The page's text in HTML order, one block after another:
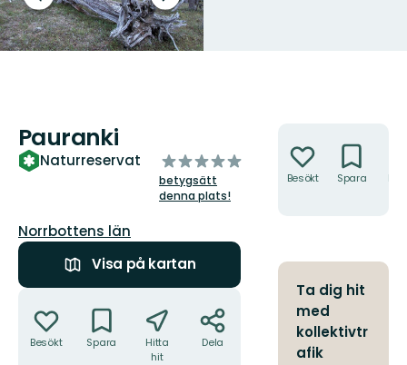
helskärmsläge
bild
bildspel
Pauranki
Naturreservat
av
5
stjärnor
betygsätt
denna plats!
Län:
Norrbottens län
Visa på kartan
Besökt Spara
Hitta
hit
Dela
Besökt Spara
Ta dig hit
med
kollektivtr
afik